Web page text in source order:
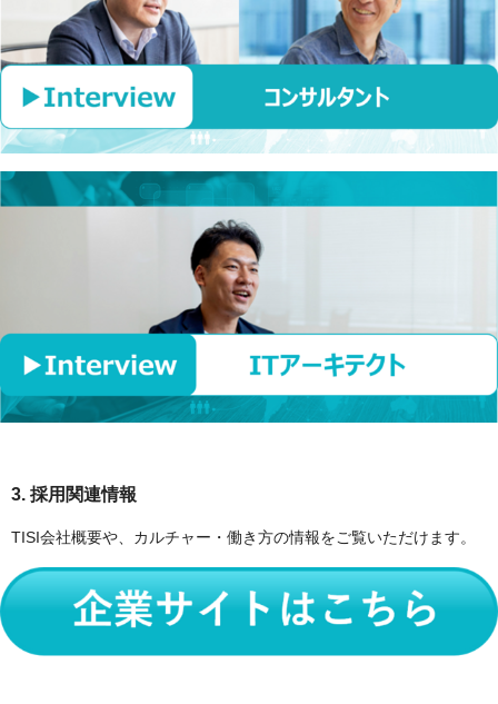
3. 採用関連情報
TISI会社概要や、カルチャー・働き方の情報をご覧いただけます。